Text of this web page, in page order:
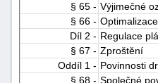
§ 65 - Výjimečné
§ 66 -
Díl 2 - Regulace
§ 67 - Zproštění
Oddíl 1 - Povinnosti
§ 68 - Společné